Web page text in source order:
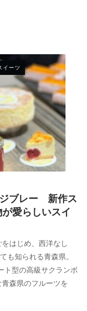
イーツ
ジブレー 新作ス
愛らしいスイ
はじめ、西洋なし
も知られる青森県。
ト型の高級サクランボ
青森県のフルーツを